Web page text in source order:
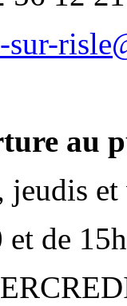
au
et
de